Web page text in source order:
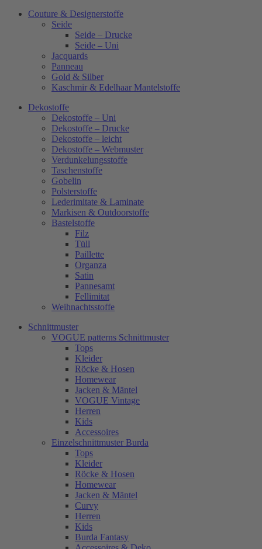
Couture & Designerstoffe
Seide
Seide – Drucke
Seide – Uni
Jacquards
Panneau
Gold & Silber
Kaschmir & Edelhaar Mantelstoffe
Dekostoffe
Dekostoffe – Uni
Dekostoffe – Drucke
Dekostoffe – leicht
Dekostoffe – Webmuster
Verdunkelungsstoffe
Taschenstoffe
Gobelin
Polsterstoffe
Lederimitate & Laminate
Markisen & Outdoorstoffe
Bastelstoffe
Filz
Tüll
Paillette
Organza
Satin
Pannesamt
Fellimitat
Weihnachtsstoffe
Schnittmuster
VOGUE patterns Schnittmuster
Tops
Kleider
Röcke & Hosen
Homewear
Jacken & Mäntel
VOGUE Vintage
Herren
Kids
Accessoires
Einzelschnittmuster Burda
Tops
Kleider
Röcke & Hosen
Homewear
Jacken & Mäntel
Curvy
Herren
Kids
Burda Fantasy